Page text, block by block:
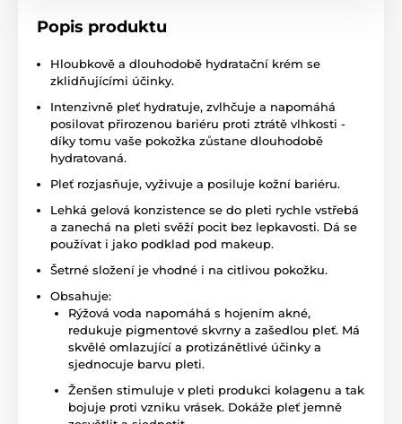
Popis produktu
Hloubkově a dlouhodobě hydratační krém se
zklidňujícími účinky.
Intenzivně pleť hydratuje, zvlhčuje a napomáhá
posilovat přirozenou bariéru proti ztrátě vlhkosti -
díky tomu vaše pokožka zůstane dlouhodobě
hydratovaná.
Pleť rozjasňuje, vyživuje a posiluje kožní bariéru.
Lehká gelová konzistence se do pleti rychle vstřebá
a zanechá na pleti svěží pocit bez lepkavosti. Dá se
používat i jako podklad pod makeup.
Šetrné složení je vhodné i na citlivou pokožku.
Obsahuje:
Rýžová voda napomáhá s hojením akné,
redukuje pigmentové skvrny a zašedlou pleť. Má
skvělé omlazující a protizánětlivé účinky a
sjednocuje barvu pleti.
Ženšen stimuluje v pleti produkci kolagenu a tak
bojuje proti vzniku vrásek. Dokáže pleť jemně